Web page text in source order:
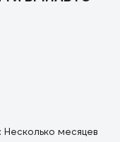
Несколько месяцев